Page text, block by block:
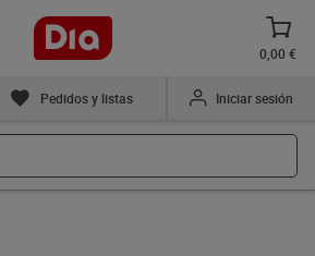
0,00 €
Pedidos y listas Iniciar sesión